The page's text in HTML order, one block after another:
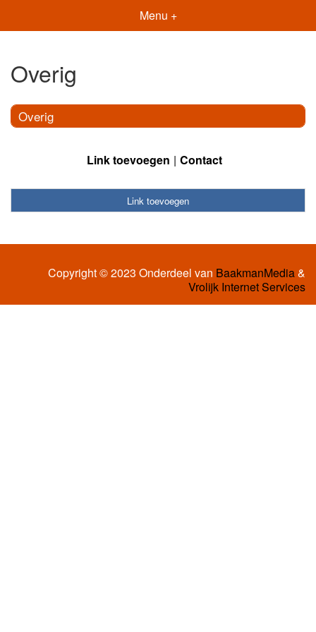
Menu +
Overig
Overig
Link toevoegen Contact
Link toevoegen
Copyright © 2023 Onderdeel van BaakmanMedia&
Vrolijk Internet Services